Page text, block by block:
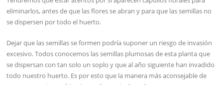
eliminarlos, antes de que las flores se abran y para que las semillas no
se dispersen por todo el huerto.
Dejar que las semillas se formen podría suponer un riesgo de invasión
excesivo. Todos conocemos las semillas plumosas de esta planta que
se dispersan con tan solo un soplo y que al año siguiente han invadido
todo nuestro huerto. Es por esto que la manera más aconsejable de